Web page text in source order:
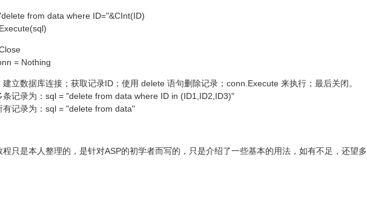
from data where ID="&CInt(ID)
= Nothing
数据库连接；获取记录ID；使用 delete 语句删除记录；conn.Execute 来执行；最后关闭。
录为：sql = "delete from data where ID in (ID1,ID2,ID3)"
记录为：sql = "delete from data"
是本人整理的，是针对ASP的初学者而写的，只是介绍了一些基本的用法，如有不足，还望多